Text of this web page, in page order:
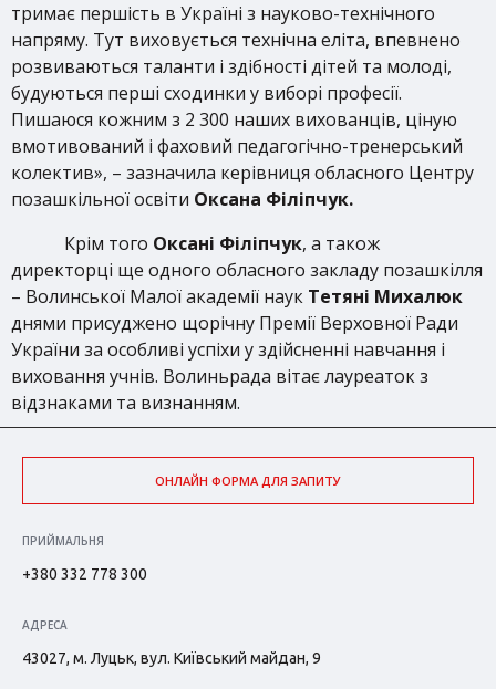
тримає першість в Україні з науково-технічного
напряму. Тут виховується технічна еліта, впевнено
розвиваються таланти і здібності дітей та молоді,
будуються перші сходинки у виборі професії.
Пишаюся кожним з 2 300 наших вихованців, ціную
вмотивований і фаховий педагогічно-тренерський
колектив», – зазначила керівниця обласного Центру
позашкільної освіти Оксана Філіпчук.
Крім того Оксані Філіпчук, а також
директорці ще одного обласного закладу позашкілля
– Волинської Малої академії наук Тетяні Михалюк
днями присуджено щорічну Премії Верховної Ради
України за особливі успіхи у здійсненні навчання і
виховання учнів. Волиньрада вітає лауреаток з
відзнаками та визнанням.
ОНЛАЙН ФОРМА ДЛЯ ЗАПИТУ
ПРИЙМАЛЬНЯ
+380 332 778 300
АДРЕСА
43027, м. Луцьк, вул. Київський майдан, 9